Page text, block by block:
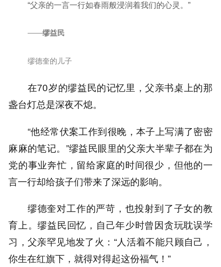
“父亲的一言一行如春雨般浸润着我们的心灵。”
——缪益民
缪德奎的儿子
在70岁的缪益民的记忆里，父亲书桌上的那
盏台灯总是深夜不熄。
“他经常伏案工作到很晚，本子上写满了密密
麻麻的笔记。”缪益民眼里的父亲大半辈子都在为
党的事业奔忙，留给家庭的时间很少，但他的一
言一行却给孩子们带来了深远的影响。
缪德奎对工作的严苛，也投射到了子女的教
育上。缪益民回忆，自己年少时曾因贪玩耽误学
习，父亲罕见地发了火：“人活着不能只顾自己，
你生在红旗下，就得对得起这份福气！”